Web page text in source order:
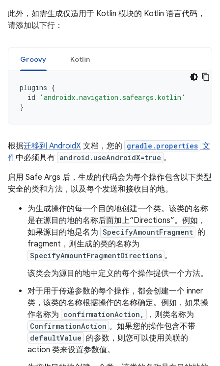
此外，如需生成仅适用于 Kotlin 模块的 Kotlin 语言代码，
请添加以下行：
Groovy Kotlin
plugins {
id
'androidx.navigation.safeargs.kotlin'
}
根据迁移到 AndroidX 文档，您的 gradle.properties 文
件中必须具有 android.useAndroidX=true 。
启用 Safe Args 后，生成的代码会为每个操作包含以下类型
安全的类和方法，以及每个发送和接收目的地。
为生成操作的每一个目的地创建一个类。该类的名称
是在源目的地的名称后面加上“Directions”。例如，
如果源目的地是名为 SpecifyAmountFragment 的
fragment，则生成的类的名称为
SpecifyAmountFragmentDirections 。
该类会为源目的地中定义的每个操作提供一个方法。
对于用于传递参数的每个操作，都会创建一个 inner
类，该类的名称根据操作的名称确定。例如，如果操
作名称为 confirmationAction, ，则类名称为
ConfirmationAction 。如果您的操作包含不带
defaultValue 的参数，则您可以使用关联的
action 类来设置参数值。